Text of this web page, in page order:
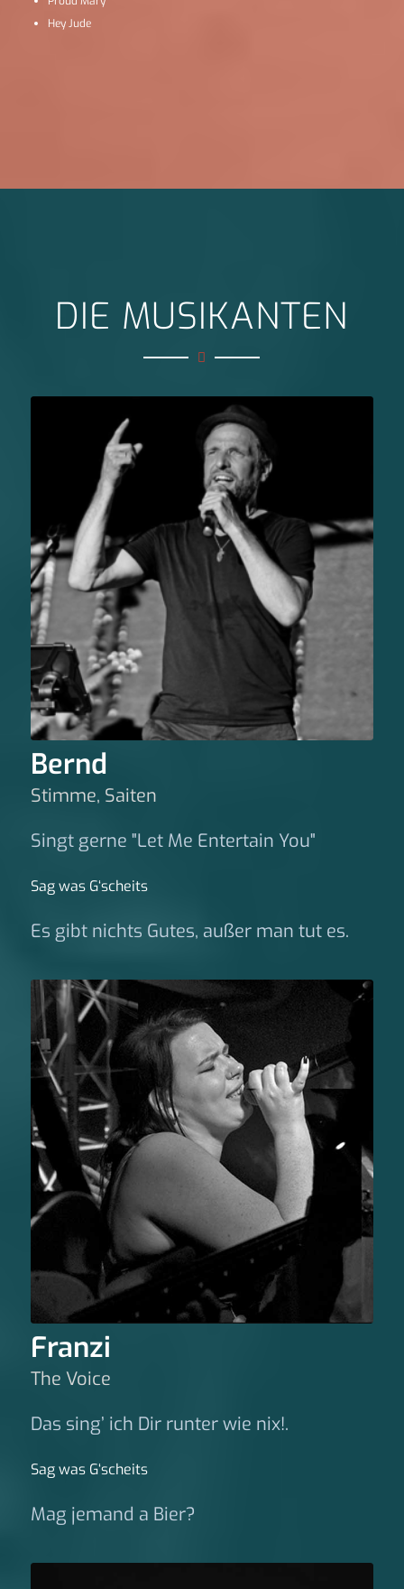
Hey Jude
DIE MUSIKANTEN
Bernd
Stimme, Saiten
Singt gerne "Let Me Entertain You"
Sag was G‘scheits
Es gibt nichts Gutes, außer man tut es.
Franzi
The Voice
Das sing’ ich Dir runter wie nix!.
Sag was G‘scheits
Mag jemand a Bier?